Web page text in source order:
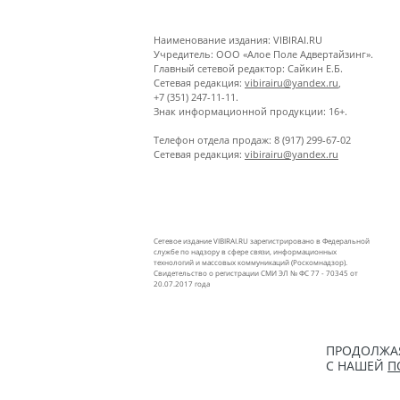
Наименование издания: VIBIRAI.RU
Учредитель: ООО «Алое Поле Адвертайзинг».
Главный сетевой редактор: Сайкин Е.Б.
Сетевая редакция: vibirairu@yandex.ru
+7 (351) 247-11-11.
Знак информационной продукции: 16+.
Телефон отдела продаж: 8 (917) 299-67-02
Сетевая редакция: vibirairu@yandex.ru
Сетевое издание VIBIRAI.RU зарегистрировано в Федеральной
службе по надзору в сфере связи, информационных
технологий и массовых коммуникаций (Роскомнадзор).
Свидетельство о регистрации СМИ ЭЛ № ФС 77 - 70345 от
20.07.2017 года
С НАШЕЙ